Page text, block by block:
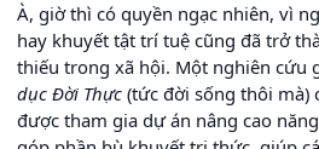
À, giờ thì có quyền ngạc nhiên, vì
hay khuyết tật trí tuệ cũng đã trở
thiếu trong xã hội. Một nghiên cứu
dục Đời Thực (tức đời sống thôi mà)
được tham gia dự án nâng cao